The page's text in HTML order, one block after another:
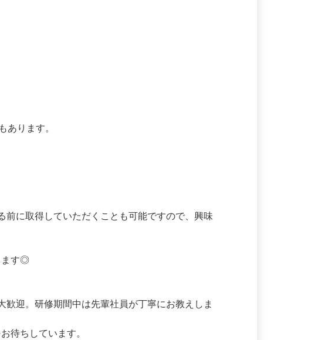
前に取得していただくことも可能ですので、興味
歓迎。研修期間中は先輩社員が丁寧にお教えしま